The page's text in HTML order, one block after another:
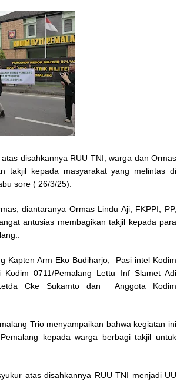
disahkannya RUU TNI, warga dan Ormas
takjil kepada masyarakat yang melintas di
sore ( 26/3/25).
diantaranya Ormas Lindu Aji, FKPPI, PP,
antusias membagikan takjil kepada para
Kapten Arm Eko Budiharjo, Pasi intel Kodim
0711/Pemalang Lettu Inf Slamet Adi
Cke Sukamto dan Anggota Kodim
Trio menyampaikan bahwa kegiatan ini
kepada warga berbagi takjil untuk
atas disahkannya RUU TNI menjadi UU